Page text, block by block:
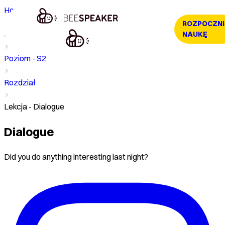
NAUKĘ
Home
Kurs
Poziom - S2
Rozdział
Lekcja - Dialogue
Dialogue
Did you do anything interesting last night?